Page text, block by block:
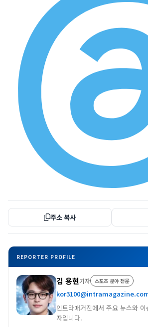
주소 복사
REPORTER PROFILE
김 용현기자 스포츠 분야 전문
인트라매거진에서 주요 뉴스와
자입니다.